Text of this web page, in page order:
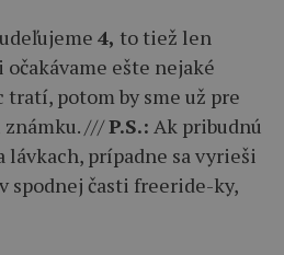
4, to tiež len
ešte nejaké
tratí, potom by sme už pre
///P.S.: Ak pribudnú
lávkach, prípadne sa vyrieši
spodnej časti freeride-ky,